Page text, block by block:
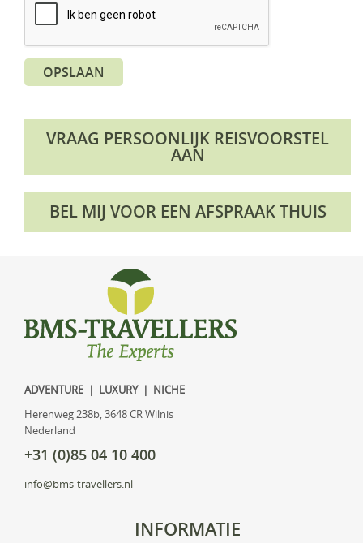
OPSLAAN
VRAAG PERSOONLIJK REISVOORSTEL
AAN
BEL MIJ VOOR EEN AFSPRAAK THUIS
ADVENTURE | LUXURY | NICHE
Herenweg 238b, 3648 CR Wilnis
Nederland
+31 (0)85 04 10 400
info@bms-travellers.nl
INFORMATIE